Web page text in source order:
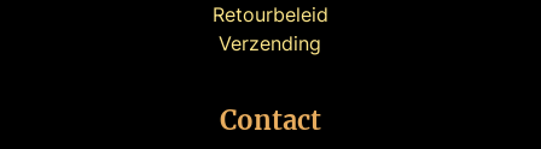
Retourbeleid
Verzending
Contact